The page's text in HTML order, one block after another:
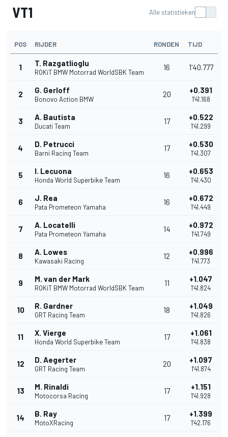
VT1 Alle statistieken
POS RIJDER RONDEN TIJD
1 T. Razgatlioglu
ROKiT BMW Motorrad WorldSBK Team
16 1'40.777
2 G. Gerloff
Bonovo Action BMW
20 +0.391
1'41.168
3 A. Bautista
Ducati Team
17 +0.522
1'41.299
4 D. Petrucci
Barni Racing Team
17 +0.530
1'41.307
5 I. Lecuona
Honda World Superbike Team
16 +0.653
1'41.430
6 J. Rea
Pata Prometeon Yamaha
16 +0.672
1'41.449
7 A. Locatelli
Pata Prometeon Yamaha
14 +0.972
1'41.749
8 A. Lowes
Kawasaki Racing
12 +0.996
1'41.773
9 M. van der Mark
ROKiT BMW Motorrad WorldSBK Team
11 +1.047
1'41.824
10 R. Gardner
GRT Racing Team
18 +1.049
1'41.826
11 X. Vierge
Honda World Superbike Team
17 +1.061
1'41.838
12 D. Aegerter
GRT Racing Team
20 +1.097
1'41.874
13 M. Rinaldi
Motocorsa Racing
17 +1.151
1'41.928
14 B. Ray
MotoXRacing
17 +1.399
1'42.176